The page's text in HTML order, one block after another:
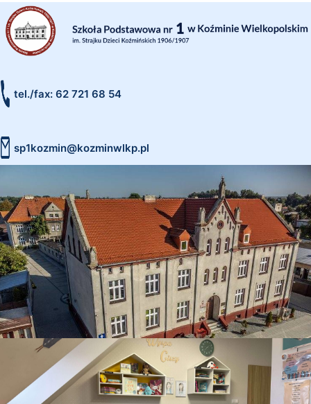
tel./fax: 62 721 68 54
sp1kozmin@kozminwlkp.pl